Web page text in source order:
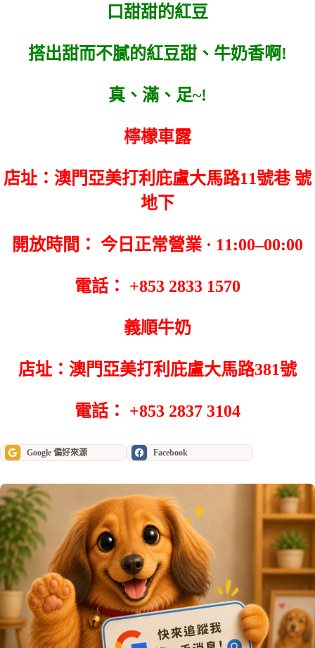
口甜甜的紅豆
搭出甜而不膩的紅豆甜、牛奶香啊!
真、滿、足~!
檸檬車露
店址：澳門亞美打利庇盧大馬路11號巷 號
地下
開放時間： 今日正常營業 · 11:00–00:00
電話： +853 2833 1570
義順牛奶
店址：澳門亞美打利庇盧大馬路381號
電話： +853 2837 3104
Google 偏好來源 Facebook